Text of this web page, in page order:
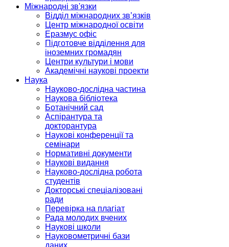
Міжнародні зв'язки
Відділ міжнародних зв’язків
Центр міжнародної освіти
Еразмус офіс
Підготовче відділення для
іноземних громадян
Центри культури і мови
Академічні наукові проекти
Наука
Науково-дослідна частина
Наукова бібліотека
Ботанічний сад
Аспірантура та
докторантура
Наукові конференції та
семінари
Нормативні документи
Наукові видання
Науково-дослідна робота
студентів
Докторські спеціалізовані
ради
Перевірка на плагіат
Рада молодих вчених
Наукові школи
Науковометричні бази
даних